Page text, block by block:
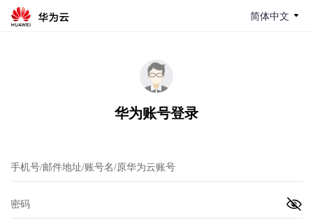
简体中文
华为账号登录